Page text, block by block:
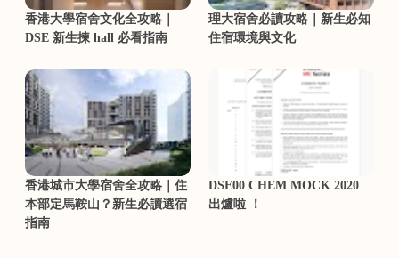
香港大學宿舍文化全攻略｜
DSE 新生揀 hall 必看指南
理大宿舍必讀攻略｜新生必知
住宿環境與文化
香港城市大學宿舍全攻略｜住
本部定馬鞍山？新生必讀選宿
指南
DSE00 CHEM MOCK 2020
出爐啦 ！